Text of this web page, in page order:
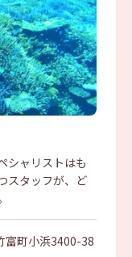
シャリストはも
スタッフが、ど
町小浜3400-38